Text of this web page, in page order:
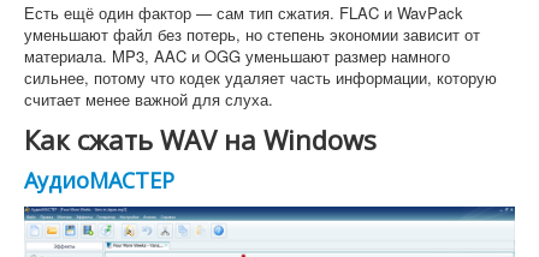
Есть ещё один фактор — сам тип сжатия. FLAC и WavPack
уменьшают файл без потерь, но степень экономии зависит от
материала. MP3, AAC и OGG уменьшают размер намного
сильнее, потому что кодек удаляет часть информации, которую
считает менее важной для слуха.
Как сжать WAV на Windows
АудиоМАСТЕР